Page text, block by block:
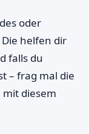
oder
helfen dir
falls du
– frag mal die
diesem